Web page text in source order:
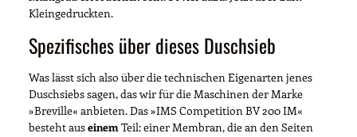
Kleingedruckten.
Spezifisches über dieses Duschsieb
Was lässt sich also über die technischen Eigenarten jenes
Duschsiebs sagen, das wir für die Maschinen der Marke
»Breville« anbieten. Das »IMS Competition BV 200 IM«
besteht auseinem Teil: einer Membran, die an den Seiten